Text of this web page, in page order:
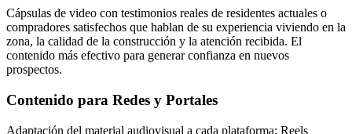
Cápsulas de video con testimonios reales de residentes actuales o
compradores satisfechos que hablan de su experiencia viviendo en la
zona, la calidad de la construcción y la atención recibida. El
contenido más efectivo para generar confianza en nuevos
prospectos.
Contenido para Redes y Portales
Adaptación del material audiovisual a cada plataforma: Reels